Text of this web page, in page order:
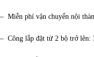
– Miễn phí vận chuyển nội
– Công lắp đặt từ 2 bộ trở lên: